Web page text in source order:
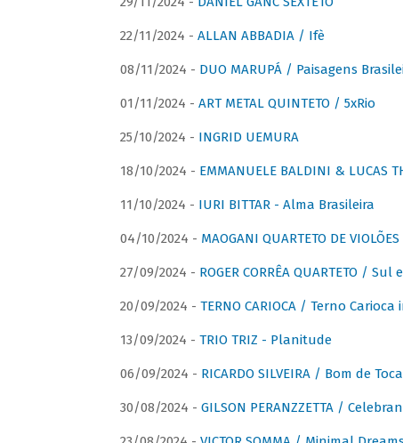
22/11/2024 - ALLAN ABBADIA / Ifè
08/11/2024 - DUO MARUPÁ / Paisagens
01/11/2024 - ART METAL QUINTETO / 5xRio
25/10/2024 - INGRID UEMURA
18/10/2024 - EMMANUELE BALDINI &
11/10/2024 - IURI BITTAR - Alma Brasileira
04/10/2024 - MAOGANI QUARTETO DE
27/09/2024 - ROGER CORRÊA QUARTETO /
20/09/2024 - TERNO CARIOCA / Terno
13/09/2024 - TRIO TRIZ - Planitude
06/09/2024 - RICARDO SILVEIRA / Bom de
30/08/2024 - GILSON PERANZZETTA /